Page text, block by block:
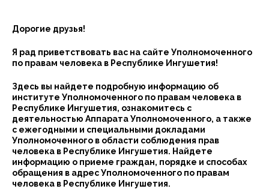
Дорогие друзья!
Я рад приветствовать вас на сайте Уполномоченного
по правам человека в Республике Ингушетия!
Здесь вы найдете подробную информацию об
институте Уполномоченного по правам человека в
Республике Ингушетия, ознакомитесь с
деятельностью Аппарата Уполномоченного, а также
с ежегодными и специальными докладами
Уполномоченного в области соблюдения прав
человека в Республике Ингушетия. Найдете
информацию о приеме граждан, порядке и способах
обращения в адрес Уполномоченного по правам
человека в Республике Ингушетия.